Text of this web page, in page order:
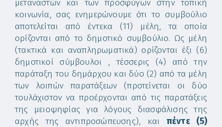
μεταναστών και των προσφύγων στην τοπική
κοινωνία, σας ενημερώνουμε ότι το συμβούλιο
αποτελείται από έντεκα (11) μέλη, τα οποία
ορίζονται από το δημοτικό συμβούλιο. Ως μέλη
(τακτικά και αναπληρωματικά) ορίζονται έξι (6)
δημοτικοί σύμβουλοι , τέσσερις (4) από την
παράταξη του δημάρχου και δύο (2) από τα μέλη
των λοιπών παρατάξεων (προτείνεται οι δύο
τουλάχιστον να προέρχονται από τις παρατάξεις
της μειοψηφίας για λόγους διασφάλισης της
αρχής της αντιπροσώπευσης), και πέντε (5)